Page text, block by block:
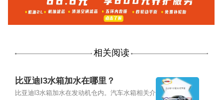
相关阅读
比亚迪l3水箱加水在哪里？
比亚迪l3水箱加水在发动机仓内。汽车水箱相关介